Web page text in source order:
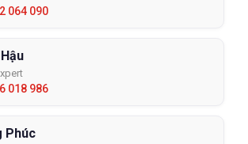
064 090
018 986
Phúc